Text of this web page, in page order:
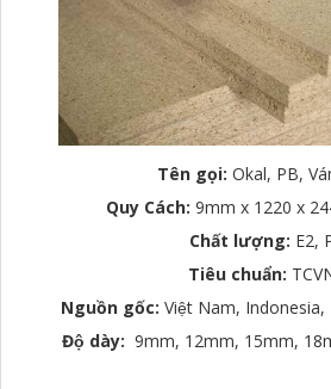
Tên gọi: Okal, PB,
Quy Cách: 9mm x 1220 x
Chất lượng: E2,
Tiêu chuẩn:
Nguồn gốc: Việt Nam, Indonesia,
Độ dày: 9mm, 12mm, 15mm,